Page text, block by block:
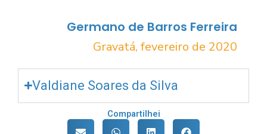
Germano de Barros Ferreira
Gravatá, fevereiro de 2020
Valdiane Soares da Silva
Compartilhei